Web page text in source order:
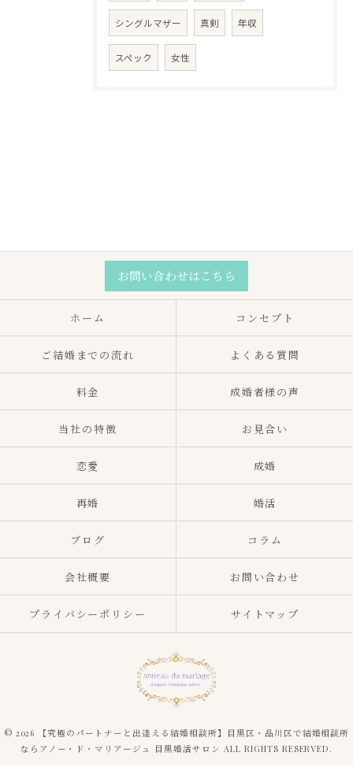
シングルマザー 真剣 年収
スペック 女性
お問い合わせはこちら
ホーム コンセプト
ご結婚までの流れ よくある質問
料金 成婚者様の声
当社の特徴 お見合い
恋愛 成婚
再婚 婚活
ブログ コラム
会社概要 お問い合わせ
プライバシーポリシー サイトマップ
© 2026 【究極のパートナーと出逢える結婚相談所】目黒区・品川区で結婚相談所
ならアノー・ド・マリアージュ 目黒婚活サロン ALL RIGHTS RESERVED.